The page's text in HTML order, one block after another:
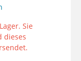
Sie
dieses